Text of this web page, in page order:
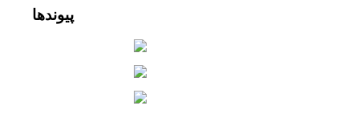
پیوندها